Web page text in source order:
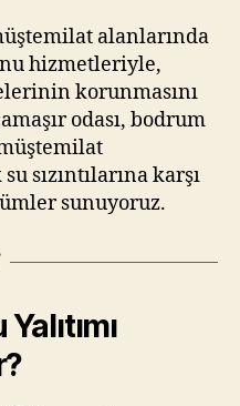
alanlarında
hizmetleriyle,
korunmasını
odası, bodrum
sızıntılarına karşı
sunuyoruz.